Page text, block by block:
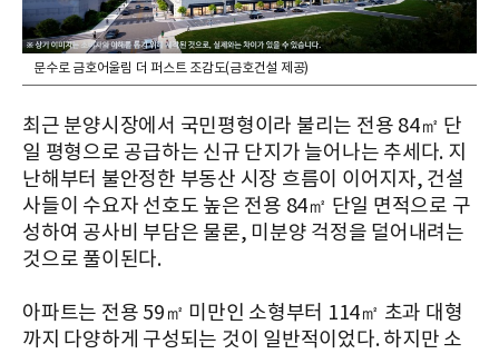
문수로 금호어울림 더 퍼스트 조감도(금호건설 제공)
최근 분양시장에서 국민평형이라 불리는 전용 84㎡ 단
일 평형으로 공급하는 신규 단지가 늘어나는 추세다. 지
난해부터 불안정한 부동산 시장 흐름이 이어지자, 건설
사들이 수요자 선호도 높은 전용 84㎡ 단일 면적으로 구
성하여 공사비 부담은 물론, 미분양 걱정을 덜어내려는
것으로 풀이된다.
아파트는 전용 59㎡ 미만인 소형부터 114㎡ 초과 대형
까지 다양하게 구성되는 것이 일반적이었다. 하지만 소